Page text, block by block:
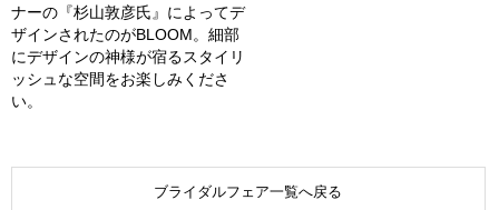
ナーの『杉山敦彦氏』によってデ
ザインされたのがBLOOM。細部
にデザインの神様が宿るスタイリ
ッシュな空間をお楽しみくださ
い。
ブライダルフェア一覧へ戻る